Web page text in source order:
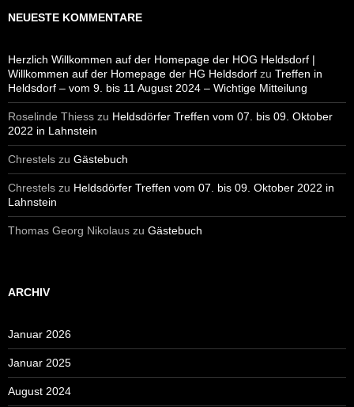
NEUESTE KOMMENTARE
Herzlich Willkommen auf der Homepage der HOG Heldsdorf |
Willkommen auf der Homepage der HG Heldsdorf zu Treffen in
Heldsdorf – vom 9. bis 11 August 2024 – Wichtige Mitteilung
Roselinde Thiess zu Heldsdörfer Treffen vom 07. bis 09. Oktober
2022 in Lahnstein
Chrestels zu Gästebuch
Chrestels zu Heldsdörfer Treffen vom 07. bis 09. Oktober 2022 in
Lahnstein
Thomas Georg Nikolaus zu Gästebuch
ARCHIV
Januar 2026
Januar 2025
August 2024